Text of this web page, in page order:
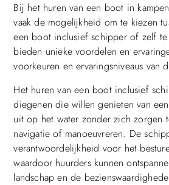
Bij het huren van een boot in
vaak de mogelijkheid om te kiezen
een boot inclusief schipper of zelf
bieden unieke voordelen en
voorkeuren en ervaringsniveaus van
Het huren van een boot inclusief
diegenen die willen genieten van
uit op het water zonder zich zorgen
navigatie of manoeuvreren. De
verantwoordelijkheid voor het
waardoor huurders kunnen
landschap en de